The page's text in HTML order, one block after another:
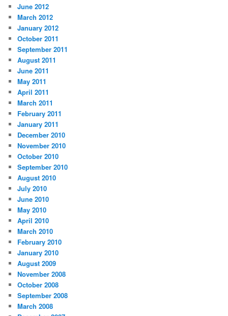
June 2012
March 2012
January 2012
October 2011
September 2011
August 2011
June 2011
May 2011
April 2011
March 2011
February 2011
January 2011
December 2010
November 2010
October 2010
September 2010
August 2010
July 2010
June 2010
May 2010
April 2010
March 2010
February 2010
January 2010
August 2009
November 2008
October 2008
September 2008
March 2008